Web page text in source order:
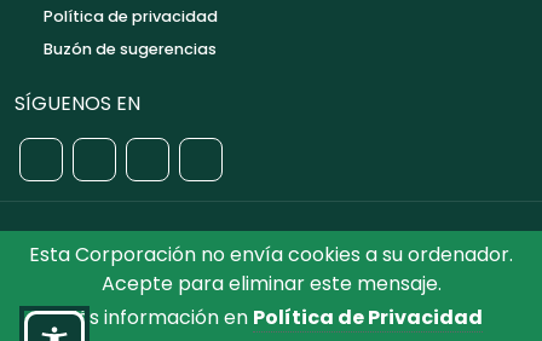
Esta Corporación no envía cookies a su ordenador.
Acepte para eliminar este mensaje.
Más información en Política de Privacidad
Política de privacidad
Buzón de sugerencias
SÍGUENOS EN
©2026 Diputación de Toledo. Reservados todos los
Derechos. Diseñado por Diputación de Toledo